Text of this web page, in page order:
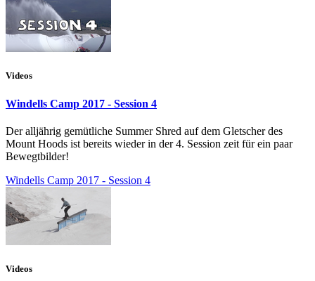
Videos
Windells Camp 2017 - Session 4
Der alljährig gemütliche Summer Shred auf dem Gletscher des
Mount Hoods ist bereits wieder in der 4. Session zeit für ein paar
Bewegtbilder!
Windells Camp 2017 - Session 4
Videos